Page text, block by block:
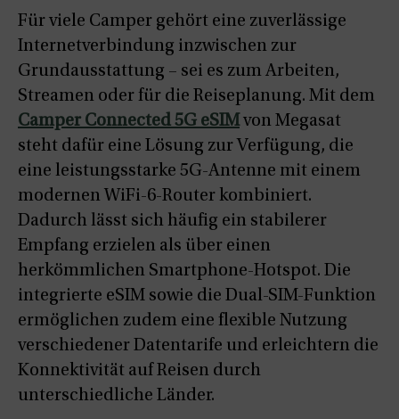
Für viele Camper gehört eine zuverlässige
Internetverbindung inzwischen zur
Grundausstattung – sei es zum Arbeiten,
Streamen oder für die Reiseplanung. Mit dem
Camper Connected 5G eSIMvon Megasat
steht dafür eine Lösung zur Verfügung, die
eine leistungsstarke 5G-Antenne mit einem
modernen WiFi-6-Router kombiniert.
Dadurch lässt sich häufig ein stabilerer
Empfang erzielen als über einen
herkömmlichen Smartphone-Hotspot. Die
integrierte eSIM sowie die Dual-SIM-Funktion
ermöglichen zudem eine flexible Nutzung
verschiedener Datentarife und erleichtern die
Konnektivität auf Reisen durch
unterschiedliche Länder.